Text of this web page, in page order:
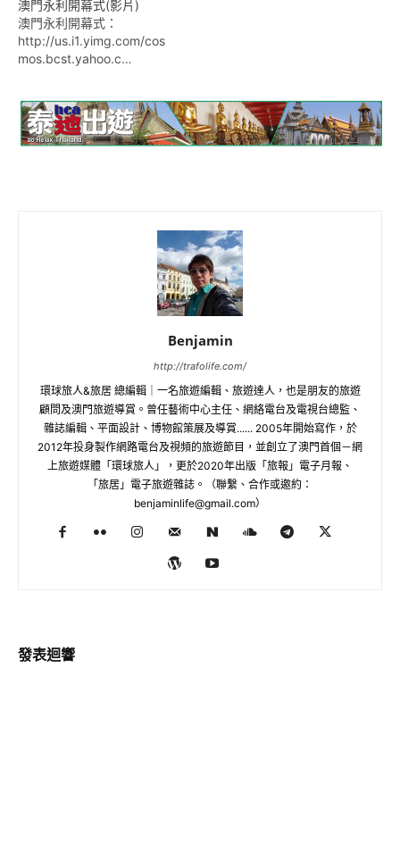
澳門永利開幕式(影片)
澳門永利開幕式：
http://us.i1.yimg.com/cos
mos.bcst.yahoo.c…
Benjamin
http://trafolife.com/
環球旅人&旅居 總編輯｜一名旅遊編輯、旅遊達人，也是朋友的旅遊
顧問及澳門旅遊導賞。曾任藝術中心主任、網絡電台及電視台總監、
雜誌編輯、平面設計、博物館策展及導賞...... 2005年開始寫作，於
2012年投身製作網路電台及視頻的旅遊節目，並創立了澳門首個－網
上旅遊媒體「環球旅人」，更於2020年出版「旅報」電子月報、
「旅居」電子旅遊雜誌。（聯繫、合作或邀約：
benjaminlife@gmail.com）
發表迴響